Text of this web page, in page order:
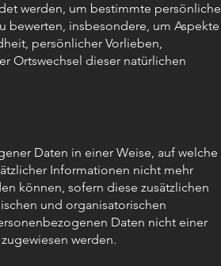
werden, um bestimmte persönliche
bewerten, insbesondere, um Aspekte
persönlicher Vorlieben,
Ortswechsel dieser natürlichen
Daten in einer Weise, auf welche
Informationen nicht mehr
können, sofern diese zusätzlichen
und organisatorischen
Daten nicht einer
werden.